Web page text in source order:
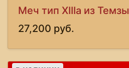
Меч тип XIIIa из Темзы
27,200 руб.